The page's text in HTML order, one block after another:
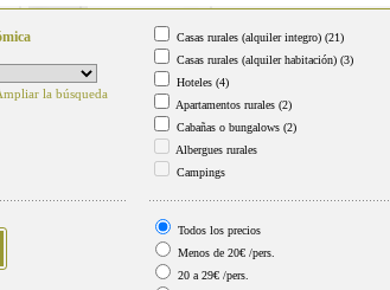
la búsqueda
Casas rurales (alquiler integro) (21)
Casas rurales (alquiler habitación) (3)
Hoteles (4)
Apartamentos rurales (2)
Cabañas o bungalows (2)
Albergues rurales
Campings
Todos los precios
Menos de 20€ /pers.
20 a 29€ /pers.